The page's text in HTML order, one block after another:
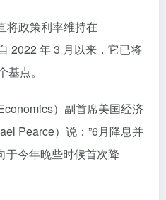
将政策利率维持在
2022 年 3 月以来，它已将
点。
）副首席美国经济
Pearce）说：”6月降息并
于今年晚些时候首次降